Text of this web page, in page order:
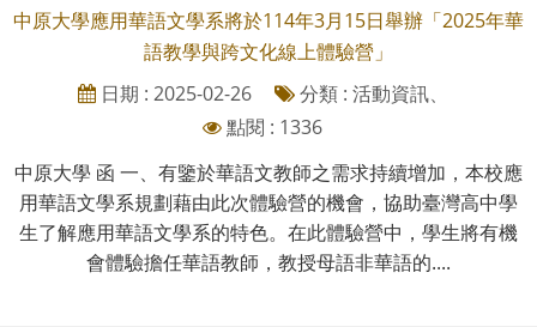
中原大學應用華語文學系將於114年3月15日舉辦「2025年華
語教學與跨文化線上體驗營」
日期 : 2025-02-26
分類 : 活動資訊、
點閱 : 1336
中原大學 函 一、有鑒於華語文教師之需求持續增加，本校應
用華語文學系規劃藉由此次體驗營的機會，協助臺灣高中學
生了解應用華語文學系的特色。在此體驗營中，學生將有機
會體驗擔任華語教師，教授母語非華語的....